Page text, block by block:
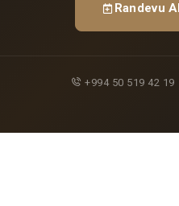
Randevu Al
+994 50 519 42 19